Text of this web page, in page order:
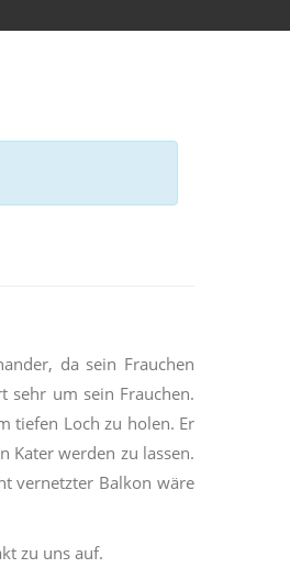
da sein Frauchen
sehr um sein Frauchen.
tiefen Loch zu holen. Er
Kater werden zu lassen.
vernetzter Balkon wäre
zu uns auf.